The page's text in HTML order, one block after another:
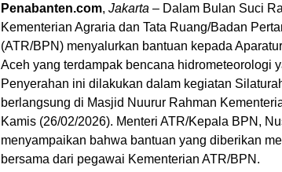
Penabanten.com, Jakarta – Dalam Bulan Suci
Kementerian Agraria dan Tata Ruang/Badan
(ATR/BPN) menyalurkan bantuan kepada
Aceh yang terdampak bencana hidrometeorologi
Penyerahan ini dilakukan dalam kegiatan
berlangsung di Masjid Nuurur Rahman
Kamis (26/02/2026). Menteri ATR/Kepala BPN,
menyampaikan bahwa bantuan yang diberikan
bersama dari pegawai Kementerian ATR/BPN.